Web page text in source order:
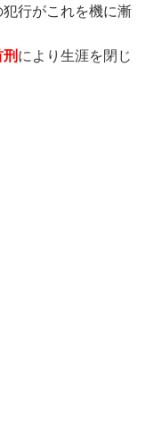
行がこれを機に漸
刑により生涯を閉じ